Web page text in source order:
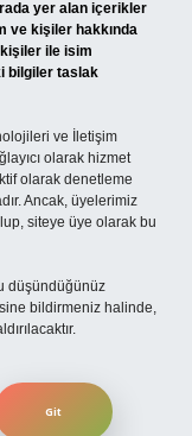
yer alan içerikler
ve kişiler hakkında
ile isim
bilgiler taslak
ve İletişim
olarak hizmet
olarak denetleme
Ancak, üyelerimiz
siteye üye olarak bu
düşündüğünüz
bildirmeniz halinde,